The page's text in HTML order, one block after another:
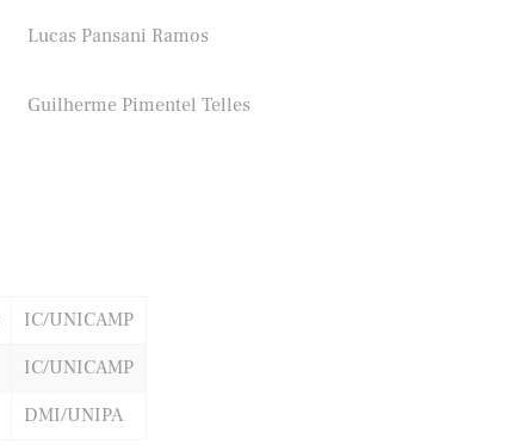
Lucas Pansani Ramos
Guilherme Pimentel Telles
IC/UNICAMP
IC/UNICAMP
DMI/UNIPA
ifood